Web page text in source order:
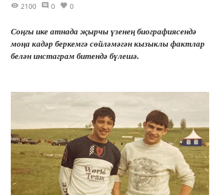
2100 0 0
Соңгы ике атнада җырчы үзенең биографиясендә
моңа кадәр беркемгә сөйләмәгән кызыклы фактлар
белән инстаграм битендә бүлешә.